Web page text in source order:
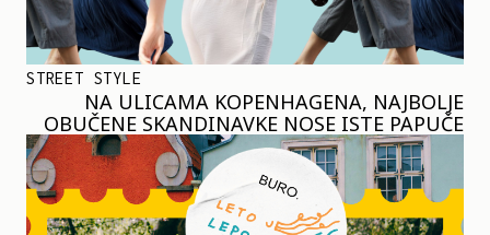
STREET STYLE
NA ULICAMA KOPENHAGENA, NAJBOLJE
OBUČENE SKANDINAVKE NOSE ISTE PAPUČE